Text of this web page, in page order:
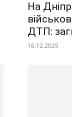
На
ДТП:
16.12.2025